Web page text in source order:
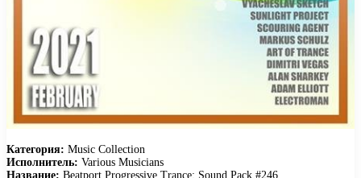
Категория: Music Collection
Исполнитель: Various Musicians
Название: Beatport Progressive Trance: Sound Pack #246